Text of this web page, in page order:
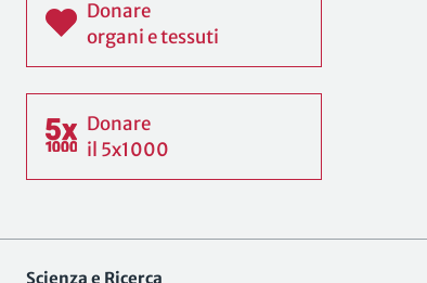
Donare
organi e tessuti
Donare
il 5x1000
Scienza e Ricerca